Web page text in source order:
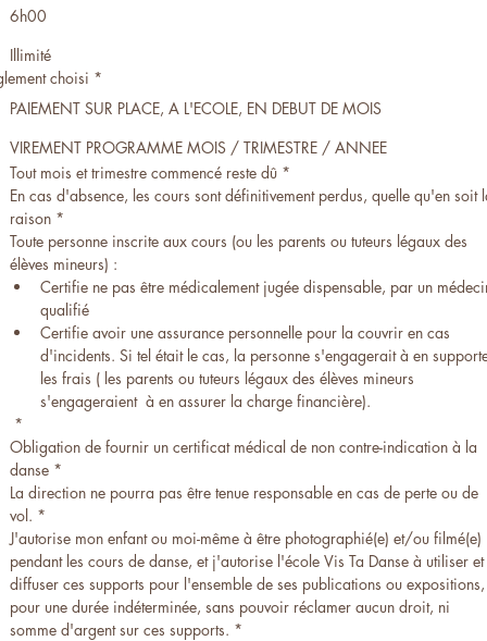
6h00
Illimité
choisi *
PAIEMENT SUR PLACE, A L'ECOLE, EN DEBUT DE MOIS
VIREMENT PROGRAMME MOIS / TRIMESTRE / ANNEE
Tout mois et trimestre commencé reste dû *
En cas d'absence, les cours sont définitivement perdus, quelle qu'en soit
raison *
Toute personne inscrite aux cours (ou les parents ou tuteurs légaux des
élèves mineurs) :
Certifie ne pas être médicalement jugée dispensable, par un
qualifié
Certifie avoir une assurance personnelle pour la couvrir en cas
d'incidents. Si tel était le cas, la personne s'engagerait à en
les frais ( les parents ou tuteurs légaux des élèves mineurs
s'engageraient  à en assurer la charge financière).
*
Obligation de fournir un certificat médical de non contre-indication à la
danse *
La direction ne pourra pas être tenue responsable en cas de perte ou de
vol. *
J'autorise mon enfant ou moi-même à être photographié(e) et/ou filmé(e)
pendant les cours de danse, et j'autorise l'école Vis Ta Danse à utiliser et
diffuser ces supports pour l'ensemble de ses publications ou expositions,
pour une durée indéterminée, sans pouvoir réclamer aucun droit, ni
somme d'argent sur ces supports. *